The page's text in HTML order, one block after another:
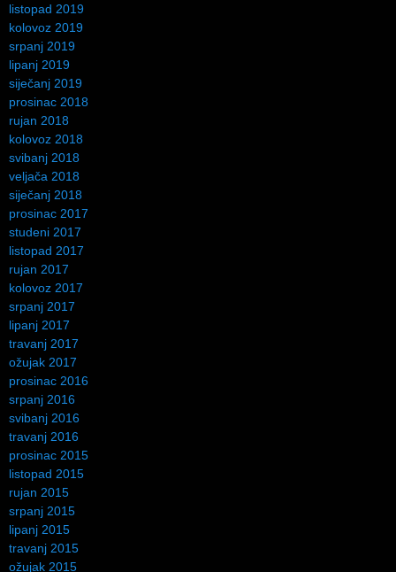
listopad 2019
kolovoz 2019
srpanj 2019
lipanj 2019
siječanj 2019
prosinac 2018
rujan 2018
kolovoz 2018
svibanj 2018
veljača 2018
siječanj 2018
prosinac 2017
studeni 2017
listopad 2017
rujan 2017
kolovoz 2017
srpanj 2017
lipanj 2017
travanj 2017
ožujak 2017
prosinac 2016
srpanj 2016
svibanj 2016
travanj 2016
prosinac 2015
listopad 2015
rujan 2015
srpanj 2015
lipanj 2015
travanj 2015
ožujak 2015